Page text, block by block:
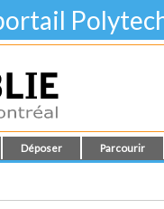
Déposer Parcourir